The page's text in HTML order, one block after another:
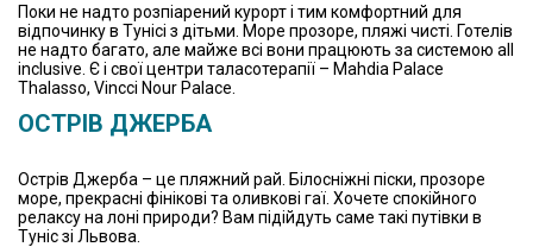
Поки не надто розпіарений курорт і тим комфортний для
відпочинку в Тунісі з дітьми. Море прозоре, пляжі чисті. Готелів
не надто багато, але майже всі вони працюють за системою all
inclusive. Є і свої центри таласотерапії – Mahdia Palace
Thalasso, Vincci Nour Palace.
ОСТРІВ ДЖЕРБА
Острів Джерба – це пляжний рай. Білосніжні піски, прозоре
море, прекрасні фінікові та оливкові гаї. Хочете спокійного
релаксу на лоні природи? Вам підійдуть саме такі путівки в
Туніс зі Львова.